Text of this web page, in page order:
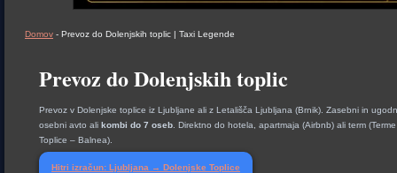
Domov - Prevoz do Dolenjskih toplic | Taxi Legende
Prevoz do Dolenjskih toplic
Prevoz v Dolenjske toplice iz Ljubljane ali z Letališča Ljubljana (Brnik). Zasebni in
osebni avto ali kombi do 7 oseb . Direktno do hotela, apartmaja (Airbnb) ali term
Toplice – Balnea).
Hitri izračun: Ljubljana → Dolenjske Toplice